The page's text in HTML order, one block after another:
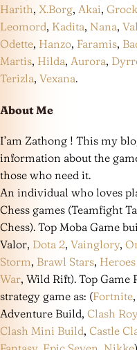
Harith, X.Borg, Akai, Grock
Leomord, Kadita, Nana,
Odette, Hanzo, Faramis,
Martis, Hilda, Aurora,
Terizla, Vexana.
About Me
I’am Zathong ! This my
information about the
those who need it.
An individual who loves
Chess games (Teamfight
Chess). Top Moba Game
Valor, Dota 2, Vainglory,
Storm, Brawl Stars,
War, Wild Rift). Top
strategy game as: (Fortnite
Adventure Build, Clash
Clash Mini Build, Castle